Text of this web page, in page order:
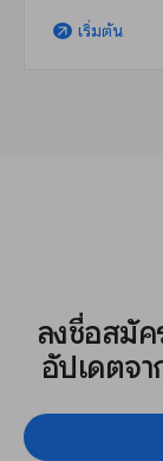
arrow_outward เริ่มต้น
ลงชื่อสมัค
อัปเดตจ